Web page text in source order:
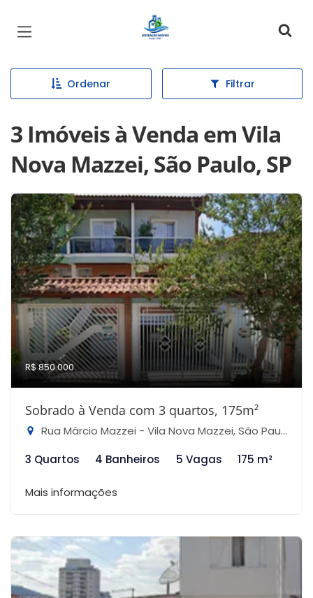
Página inicial
Ordenar Filtrar
3 Imóveis à Venda em Vila
Nova Mazzei, São Paulo, SP
R$ 850.000
Sobrado à Venda com 3 quartos, 175m²
Rua Márcio Mazzei - Vila Nova Mazzei, São Paulo-SP
3 Quartos
4 Banheiros 5 Vagas 175 m²
Mais informações